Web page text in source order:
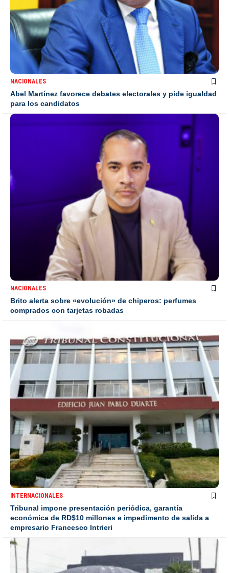
NACIONALES
Abel Martínez favorece debates electorales y pide igualdad
para los candidatos
NACIONALES
Brito alerta sobre «evolución» de chiperos: perfumes
comprados con tarjetas robadas
INTERNACIONALES
Tribunal impone presentación periódica, garantía
económica de RD$10 millones e impedimento de salida a
empresario Francesco Intrieri